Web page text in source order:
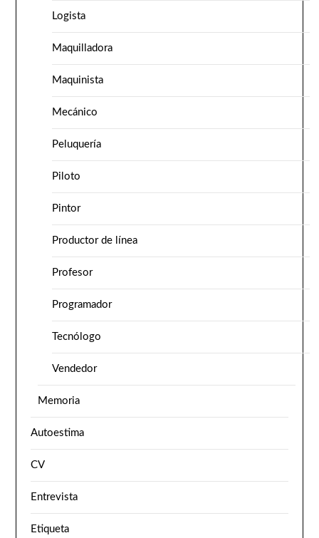
Logista
Maquilladora
Maquinista
Mecánico
Peluquería
Piloto
Pintor
Productor de línea
Profesor
Programador
Tecnólogo
Vendedor
Memoria
Autoestima
CV
Entrevista
Etiqueta